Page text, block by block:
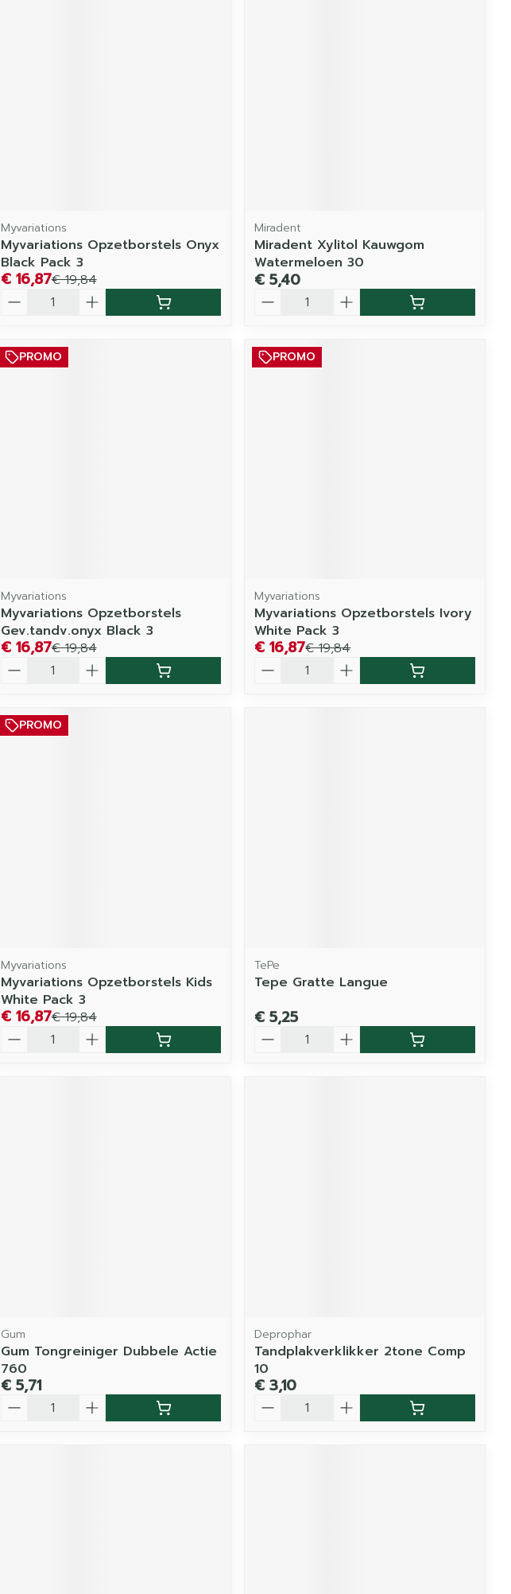
Myvariations
Myvariations Opzetborstels Onyx
Black Pack 3
€ 19,84
€ 16,87
Miradent
Miradent Xylitol Kauwgom
Watermeloen 30
€ 5,40
PROMO
Myvariations
Myvariations Opzetborstels
Gev.tandv.onyx Black 3
€ 19,84
€ 16,87
PROMO
Myvariations
Myvariations Opzetborstels Ivory
White Pack 3
€ 19,84
€ 16,87
PROMO
Myvariations
Myvariations Opzetborstels Kids
White Pack 3
€ 19,84
€ 16,87
TePe
Tepe Gratte Langue
€ 5,25
Gum
Gum Tongreiniger Dubbele Actie
760
€ 5,71
Deprophar
Tandplakverklikker 2tone Comp
10
€ 3,10